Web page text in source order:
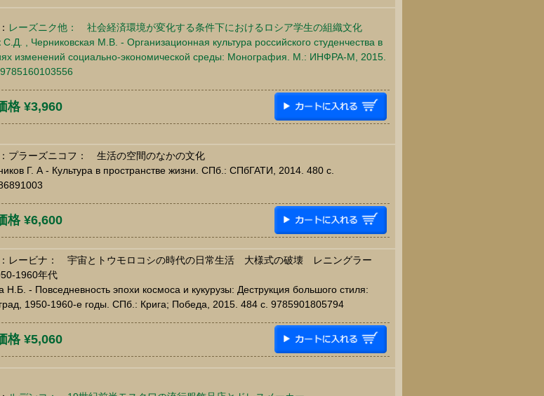
レーズニク他： 社会経済環境が変化する条件下におけるロシア学生の組織文化
С.Д. , Черниковская М.В. - Организационная культура российского студенчества в
изменений социально-экономической среды: Монография. М.: ИНФРА-М, 2015.
格 ¥3,960
プラーズニコフ： 生活の空間のなかの文化
Г. А - Культура в пространстве жизни. СПб.: СПбГАТИ, 2014. 480 c.
格 ¥6,600
レービナ： 宇宙とトウモロコシの時代の日常生活 大様式の破壊 レニングラー
1960年代
Н.Б. - Повседневность эпохи космоса и кукурузы: Деструкция большого стиля:
1950-1960-е годы. СПб.: Крига; Победа, 2015. 484 c. 9785901805794
格 ¥5,060